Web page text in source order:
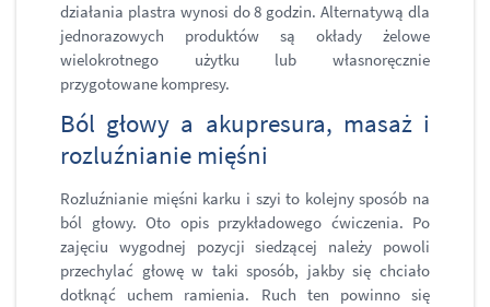
działania plastra wynosi do 8 godzin. Alternatywą dla
jednorazowych produktów są okłady żelowe
wielokrotnego użytku lub własnoręcznie
przygotowane kompresy.
Ból głowy a akupresura, masaż i
rozluźnianie mięśni
Rozluźnianie mięśni karku i szyi to kolejny sposób na
ból głowy. Oto opis przykładowego ćwiczenia. Po
zajęciu wygodnej pozycji siedzącej należy powoli
przechylać głowę w taki sposób, jakby się chciało
dotknąć uchem ramienia. Ruch ten powinno się